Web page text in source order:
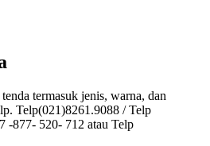
termasuk jenis, warna, dan
Telp(021)8261.9088 / Telp
-877- 520- 712 atau Telp